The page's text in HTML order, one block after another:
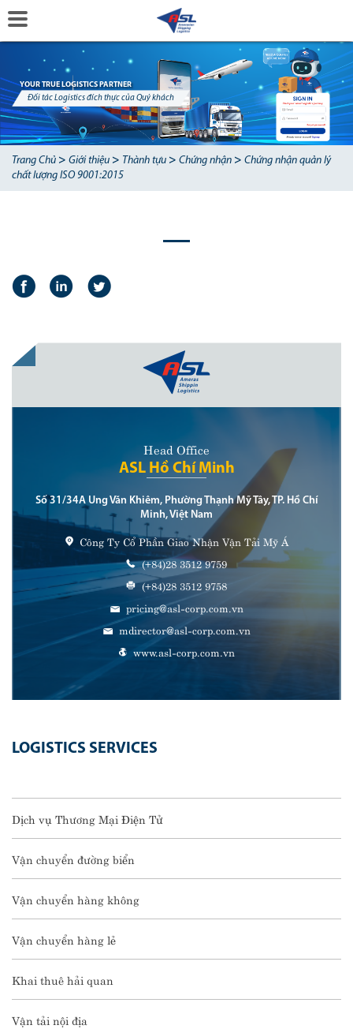
YOUR TRUE LOGISTICS PARTNER
Đối tác Logistics đích thực của Quý khách
Trang Chủ > Giới thiệu > Thành tựu > Chứng nhận > Chứng nhận quản lý
chất lượng ISO 9001:2015
Head Office
ASL Hồ Chí Minh
Số 31/34A Ung Văn Khiêm, Phường Thạnh Mỹ Tây, TP. Hồ Chí
Minh, Việt Nam
Công Ty Cổ Phần Giao Nhận Vận Tải Mỹ Á
(+84)28 3512 9759
(+84)28 3512 9758
pricing@asl-corp.com.vn
mdirector@asl-corp.com.vn
www.asl-corp.com.vn
LOGISTICS SERVICES
Dịch vụ Thương Mại Điện Tử
Vận chuyển đường biển
Vận chuyển hàng không
Vận chuyển hàng lẻ
Khai thuê hải quan
Vận tải nội địa